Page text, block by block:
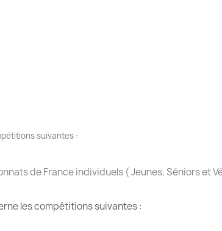
suivantes :
de France individuels ( Jeunes, Séniors et
les compétitions suivantes :